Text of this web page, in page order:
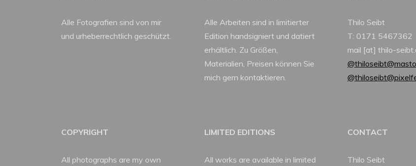
Alle Fotografien sind von mir
und urheberrechtlich geschützt.
Alle Arbeiten sind in limitierter
Edition handsigniert und datiert
erhältlich. Zu Größen,
Materialien, Preisen können Sie
mich gern kontaktieren.
Thilo Seibt
T: 0171 5467362
mail [at] thilo-
COPYRIGHT
All photographs are my own
LIMITED EDITIONS
All works are available in limited
CONTACT
Thilo Seibt